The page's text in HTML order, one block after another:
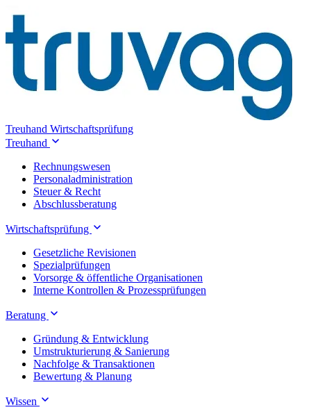
Treuhand Wirtschaftsprüfung
Treuhand
Rechnungswesen
Personaladministration
Steuer & Recht
Abschlussberatung
Wirtschaftsprüfung
Gesetzliche Revisionen
Spezialprüfungen
Vorsorge & öffentliche Organisationen
Interne Kontrollen & Prozessprüfungen
Beratung
Gründung & Entwicklung
Umstrukturierung & Sanierung
Nachfolge & Transaktionen
Bewertung & Planung
Wissen